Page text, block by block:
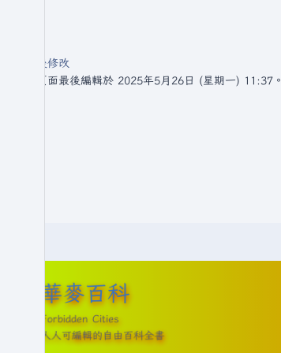
最後修改
此頁面最後編輯於 2025年5月26日 (星期一) 11:37。
華麥百科
Forbidden Cities
人人可編輯的自由百科全書